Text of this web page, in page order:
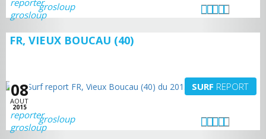
grosloup
FR, VIEUX BOUCAU (40)
08
AOUT
2015
SURF REPORT
grosloup